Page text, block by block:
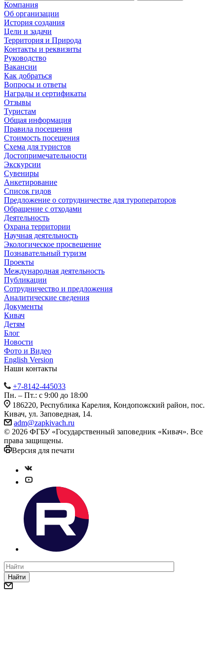
Компания
Об организации
История создания
Цели и задачи
Территория и Природа
Контакты и реквизиты
Руководство
Вакансии
Как добраться
Вопросы и ответы
Награды и сертификаты
Отзывы
Туристам
Общая информация
Правила посещения
Стоимость посещения
Схема для туристов
Достопримечательности
Экскурсии
Сувениры
Анкетирование
Список гидов
Предложение о сотрудничестве для туроператоров
Обращение с отходами
Деятельность
Охрана территории
Научная деятельность
Экологическое просвещение
Познавательный туризм
Проекты
Международная деятельность
Публикации
Сотрудничество и предложения
Аналитические сведения
Документы
Кивач
Детям
Блог
Новости
Фото и Видео
English Version
Наши контакты
+7-8142-445033
Пн. – Пт.: с 9:00 до 18:00
186220, Республика Карелия, Кондопожский район, пос.
Кивач, ул. Заповедная, 14.
adm@zapkivach.ru
© 2026 ФГБУ «Государственный заповедник «Кивач». Все
права защищены.
Версия для печати
Найти